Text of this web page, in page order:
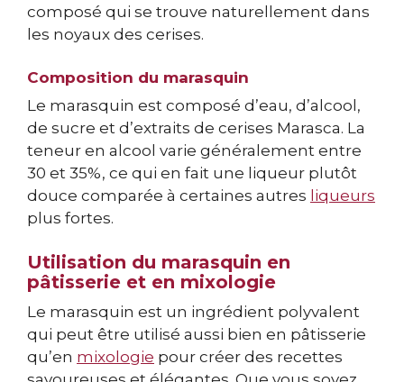
composé qui se trouve naturellement dans
les noyaux des cerises.
Composition du marasquin
Le marasquin est composé d’eau, d’alcool,
de sucre et d’extraits de cerises Marasca. La
teneur en alcool varie généralement entre
30 et 35%, ce qui en fait une liqueur plutôt
douce comparée à certaines autres liqueurs
plus fortes.
Utilisation du marasquin en
pâtisserie et en mixologie
Le marasquin est un ingrédient polyvalent
qui peut être utilisé aussi bien en pâtisserie
qu’en mixologie pour créer des recettes